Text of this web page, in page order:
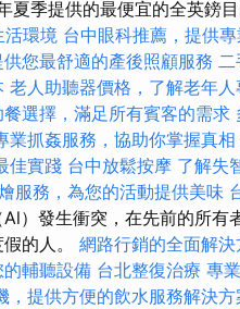
季提供的最便宜的全英鎊
活環境 台中眼科推薦，提供
您最舒適的產後照顧服務
老人助聽器價格，了解老年
選擇，滿足所有賓客的需求
業抓姦服務，協助你掌握真相
佳實踐 台中放鬆按摩 了解失
服務，為您的活動提供美味
）發生衝突，在先前的所有
的人。 網路行銷的全面解決
輔聽設備 台北整復治療 專
，提供方便的飲水服務解決方